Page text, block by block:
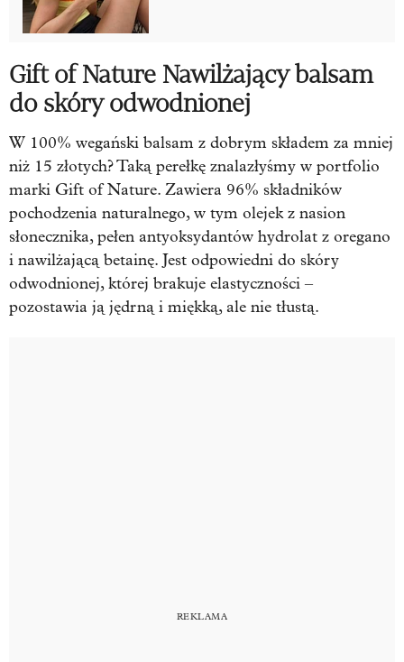
Gift of Nature Nawilżający balsam
do skóry odwodnionej
W 100% wegański balsam z dobrym składem za mniej
niż 15 złotych? Taką perełkę znalazłyśmy w portfolio
marki Gift of Nature. Zawiera 96% składników
pochodzenia naturalnego, w tym olejek z nasion
słonecznika, pełen antyoksydantów hydrolat z oregano
i nawilżającą betainę. Jest odpowiedni do skóry
odwodnionej, której brakuje elastyczności –
pozostawia ją jędrną i miękką, ale nie tłustą.